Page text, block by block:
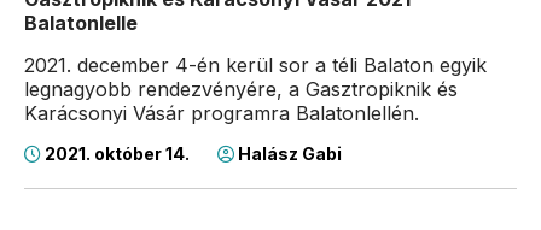
Balatonlelle
2021. december 4-én kerül sor a téli Balaton egyik
legnagyobb rendezvényére, a Gasztropiknik és
Karácsonyi Vásár programra Balatonlellén.
2021. október 14. Halász Gabi